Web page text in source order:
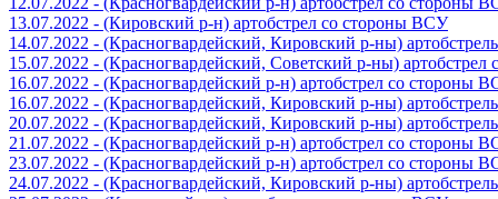
13.07.2022 - (Кировский р-н) артобстрел со стороны ВСУ
14.07.2022 - (Красногвардейский, Кировский р-ны)
15.07.2022 - (Красногвардейский, Советский р-ны)
16.07.2022 - (Красногвардейский р-н) артобстрел со стороны
16.07.2022 - (Красногвардейский, Кировский р-ны)
20.07.2022 - (Красногвардейский, Кировский р-ны)
21.07.2022 - (Красногвардейский р-н) артобстрел со стороны
23.07.2022 - (Красногвардейский р-н) артобстрел со стороны
24.07.2022 - (Красногвардейский, Кировский р-ны)